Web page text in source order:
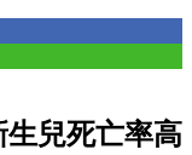
兒死亡率高